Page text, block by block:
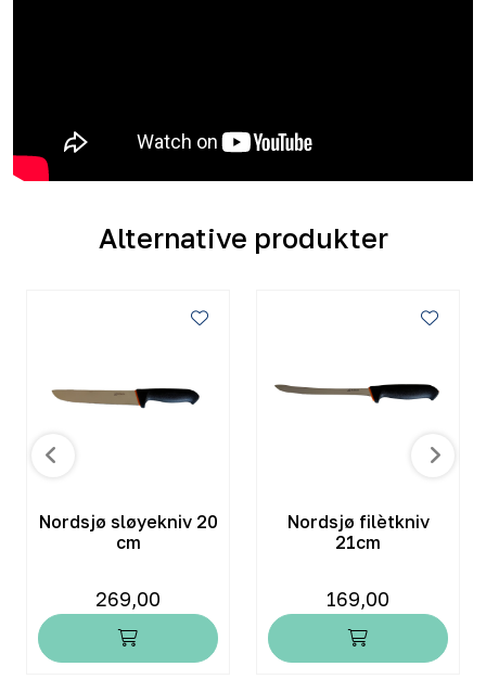
Alternative produkter
Nordsjø sløyekniv 20
cm
269,00
Nordsjø filètkniv
21cm
169,00